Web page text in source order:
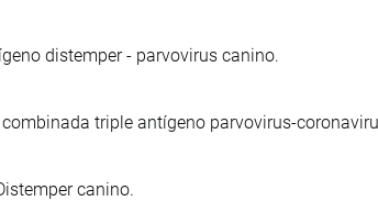
distemper - parvovirus canino.
triple antígeno parvovirus-
canino.